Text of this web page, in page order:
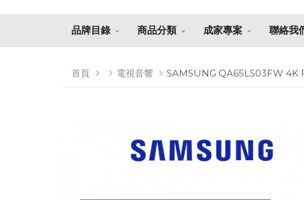
品牌目錄 商品分類 成家專案 聯絡我
首頁 電視音響 SAMSUNG QA65LS03FW 4K